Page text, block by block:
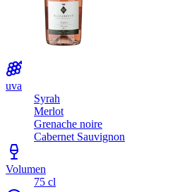
uva
Syrah
Merlot
Grenache noire
Cabernet Sauvignon
Volumen
75 cl